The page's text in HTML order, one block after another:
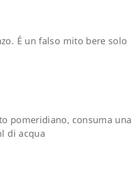
É un falso mito bere solo
pomeridiano, consuma una
di acqua